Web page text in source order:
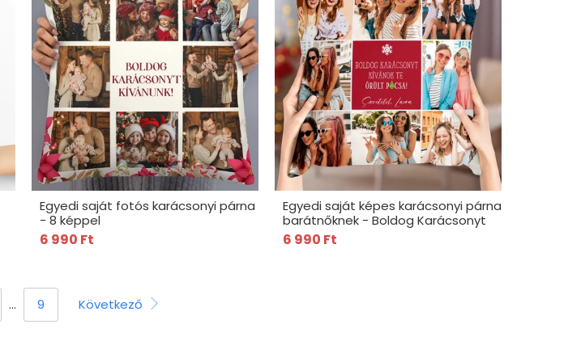
Egyedi saját fotós karácsonyi párna
- 8 képpel
6 990 Ft
Egyedi saját képes karácsonyi párna
barátnőknek - Boldog Karácsonyt
6 990 Ft
… 9 Következő